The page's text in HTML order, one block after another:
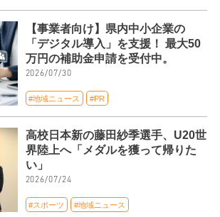
【事業者向け】県内中小企業の
「デジタル導入」を支援！ 最大50
万円の補助金申請を受付中。
2026/07/30
#地域ニュース #PR
高校日本新の藤田紗季選手、U20世
界陸上へ「メダルを獲って帰りた
い」
2026/07/24
#スポーツ #地域ニュース